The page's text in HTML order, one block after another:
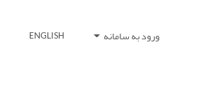
ورود به سامانه ENGLISH